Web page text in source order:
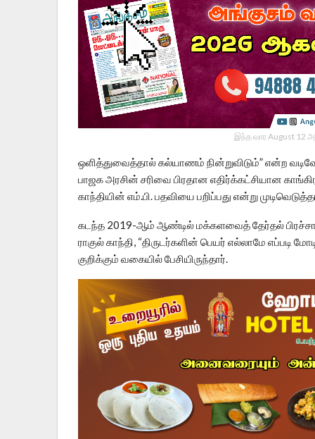
இந்த வார August 12
ஒளித்துவைத்தால் கல்யாணம் நின்றுவிடும்” என்ற
பாஜக அரசின் சரிவை பிரதான எதிர்க்கட்சியான
காந்தியின் எம்.பி. பதவியை பறிப்பது என்று
கடந்த 2019-ஆம் ஆண்டில் மக்களவைத் தேர்தல்
ராகுல் காந்தி, “திருடர்களின் பெயர் எல்லாமே எப்படி
குறிக்கும் வகையில் பேசியிருந்தார்.